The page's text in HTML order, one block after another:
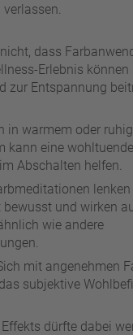
dass
Erlebnis
zur Entspannung
in warmem oder
kann eine
Abschalten helfen.
und wirken
wie andere
mit angenehmen
subjektive
dürfte dabei